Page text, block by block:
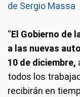
de Sergio Massa
“El Gobierno de
a las nuevas
10 de diciembre,
todos los
recibirán en